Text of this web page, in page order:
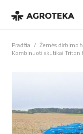
Pradžia / Žemės dirbimo
Kombinuoti skutikai Triton